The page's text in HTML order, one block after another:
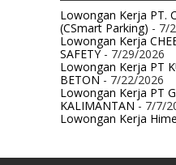
Lowongan Kerja PT.
(CSmart Parking) - 7/
Lowongan Kerja
SAFETY- 7/29/2026
Lowongan Kerja PT
BETON- 7/22/2026
Lowongan Kerja PT
KALIMANTAN- 7/7/
Lowongan Kerja